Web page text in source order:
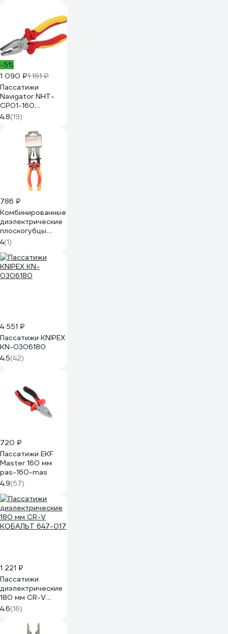
-5%
1 090 ₽1 151 ₽
Пассатижи
Navigator NHT-
CP01-160
диэлектрические
61261
4.8(19)
786 ₽
Комбинированные
диэлектрические
плоскогубцы
GREPP силовые,
VDE,
двухкомпонентная
рукоятка, 160 мм
205-100
4(1)
4 551 ₽
Пассатижи KNIPEX
KN-0306180
4.5(42)
720 ₽
Пассатижи EKF
Master 160 мм
pas-160-mas
4.9(57)
1 221 ₽
Пассатижи
диэлектрические
180 мм CR-V
КОБАЛЬТ 647-017
4.6(16)